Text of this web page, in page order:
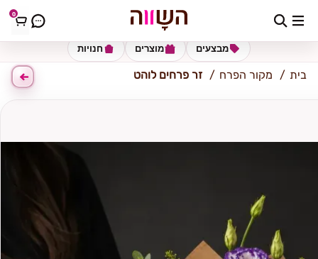
0 קרית שמונה
חנויות מוצרים מבצעים
בית מקור הפרח זר פרחים לוהט